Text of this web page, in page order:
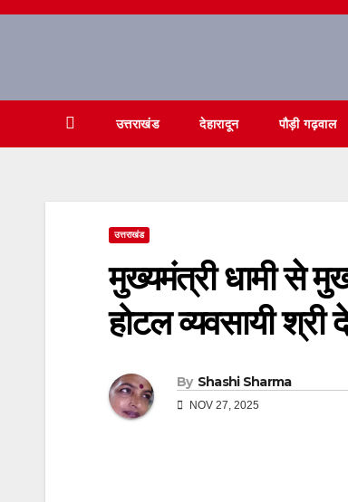
Skip
उत्तराखंड देहारादून पौड़ी गढ़वाल
उत्तराखंड
मुख्यमंत्री धामी से
होटल व्यवसायी श्री
By Shashi Sharma
NOV 27, 2025